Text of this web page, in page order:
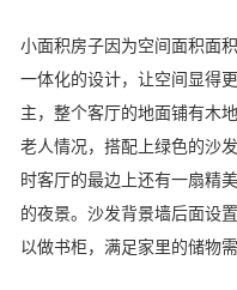
小面积房子因为空间面积面
一体化的设计，让空间显得
主，整个客厅的地面铺有木
老人情况，搭配上绿色的沙
时客厅的最边上还有一扇精
的夜景。沙发背景墙后面设
以做书柜，满足家里的储物